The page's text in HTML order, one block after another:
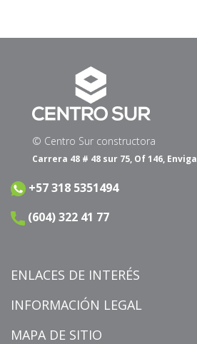
© Centro Sur constructora
Carrera 48 # 48 sur 75, Of 146,
+57 318 5351494
(604) 322 41 77
ENLACES DE INTERÉS
INFORMACIÓN LEGAL
MAPA DE SITIO